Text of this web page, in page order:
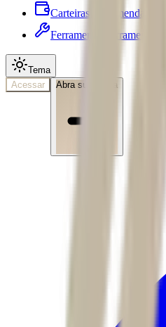
Carteiras Recomendadas
Ferramentas
Ferramentas
Tema
Acessar
Abra sua conta